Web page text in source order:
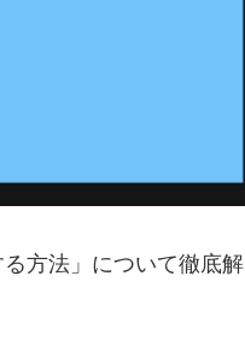
方法」について徹底解